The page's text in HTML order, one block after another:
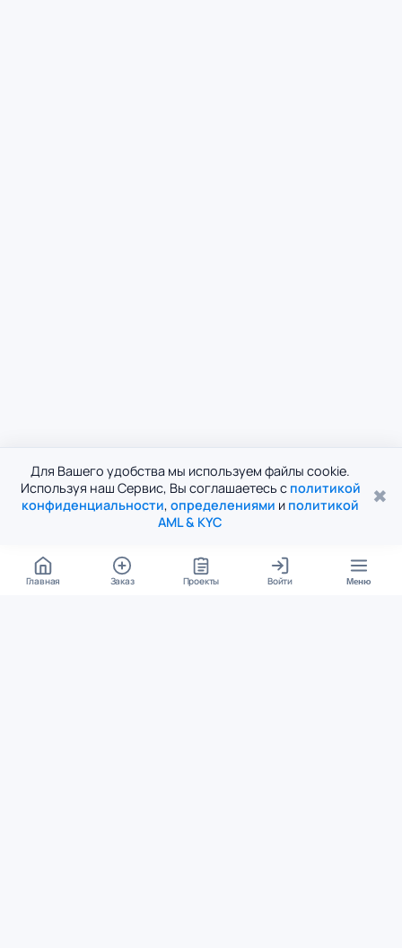
Для Вашего удобства мы используем файлы cookie.
Используя наш Сервис, Вы соглашаетесь с политикой
конфиденциальности, определениями и политикой
AML & KYC
✖
Главная Заказ Проекты Войти Меню